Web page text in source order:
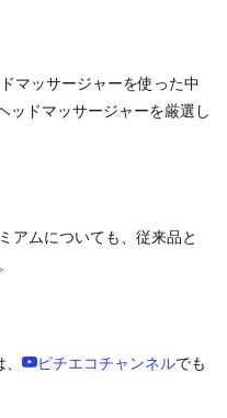
マッサージャーを使った中
ッドマッサージャーを厳選し
アムについても、従来品と
ピチエコチャンネルでも